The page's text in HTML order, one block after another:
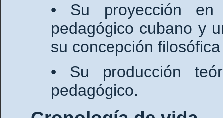
• Su proyección en
pedagógico cubano y
su concepción
• Su producción
pedagógico.